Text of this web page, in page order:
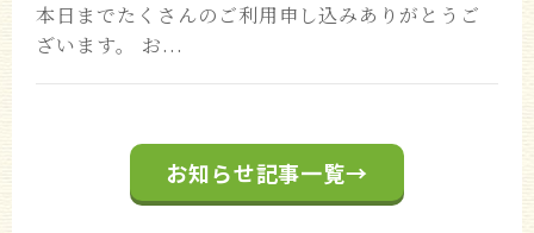
本日までたくさんのご利用申し込みありがとうご
ざいます。 お...
お知らせ記事一覧→